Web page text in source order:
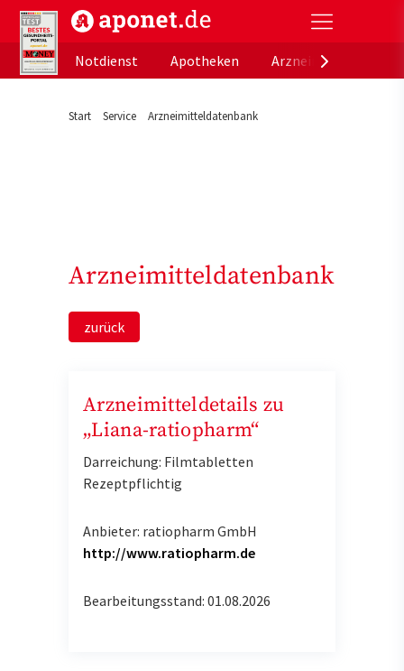
aponet.de - Das offizielle Gesundheitsportal der
Notdienst
Apotheken
Start Service Arzneimitteldatenbank
Arzneimitteldatenbank
zurück
Arzneimitteldetails zu
„Liana-ratiopharm“
Darreichung: Filmtabletten
Rezeptpflichtig
Anbieter: ratiopharm GmbH
http://www.ratiopharm.de
Bearbeitungsstand: 01.08.2026